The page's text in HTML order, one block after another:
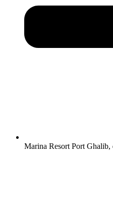
Marina Resort Port Ghalib,